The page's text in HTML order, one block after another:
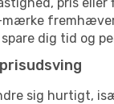
mærke
dig tid og
sig hurtigt,